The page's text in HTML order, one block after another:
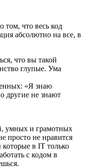
том, что весь код
абсолютно на все, в
что вы такой
глупые. Ума
«Я знаю
другие не знают
умных и грамотных
просто не нравится
в IT только
с кодом в